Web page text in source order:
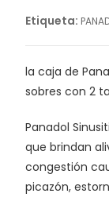
Etiqueta:
la caja de
sobres con 2
Panadol
que brindan
congestión
picazón,